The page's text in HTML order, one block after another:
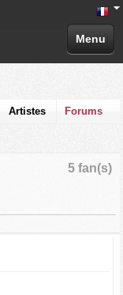
Menu
Artistes Forums
5 fan(s)